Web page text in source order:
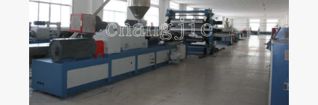
Tingnan ang Higit
Pa >>